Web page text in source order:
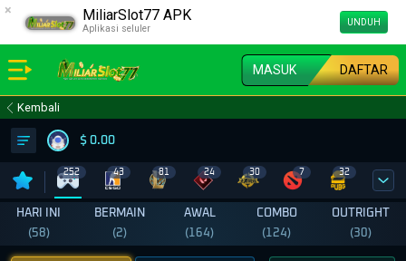
× MiliarSlot77 APK
Aplikasi seluler
UNDUH
MASUK DAFTAR
Kembali